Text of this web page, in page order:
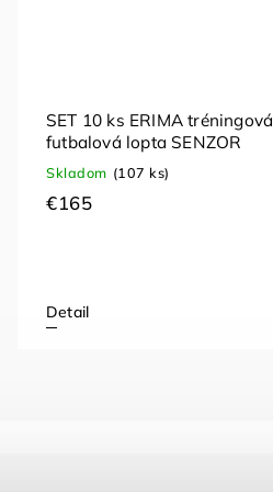
SET 10 ks ERIMA tréningová
futbalová lopta SENZOR
Skladom (107 ks)
€165
Detail